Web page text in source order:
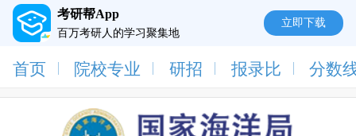
考研帮App
百万考研人的学习聚集地
立即下载
首页 院校专业 研招 报录比 分数